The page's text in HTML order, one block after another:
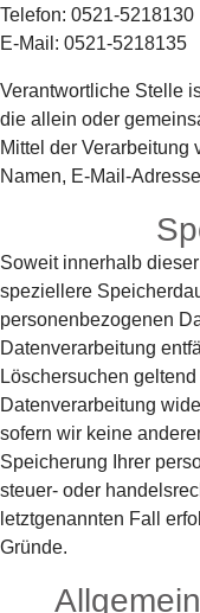
Telefon: 0521-5218130
E-Mail: 0521-5218135
Verantwortliche Stelle
die allein oder
Mittel der Verarbeitung
Namen, E-Mail-
Soweit innerhalb
speziellere
personenbezogenen
Datenverarbeitung
Löschersuchen
Datenverarbeitung
sofern wir keine
Speicherung Ihrer
steuer- oder
letztgenannten Fall
Gründe.